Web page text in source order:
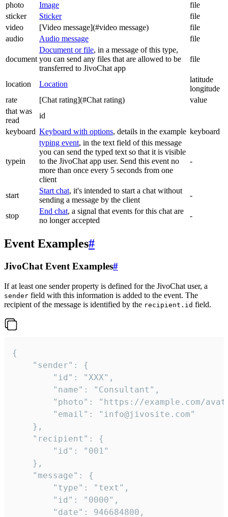
photo
Image
file
sticker
Sticker
file
video
[Video message](#video message)
file
audio
Audio message file
document
Document or file, in a message of this type,
you can send any files that are allowed to be
transferred to JivoChat app
file
location Location
latitude
longitude
rate
[Chat rating](#Chat rating)
value
that was
read
id
keyboard Keyboard with options, details in the example keyboard
typein
typing event, in the text field of this message
you can send the typed text so that it is visible
to the JivoChat app user. Send this event no
more than once every 5 seconds from one
client
-
start
Start chat, it's intended to start a chat without
sending a message by the client
-
stop
End chat, a signal that events for this chat are
no longer accepted
-
Event Examples#
JivoChat Event Examples#
If at least one sender property is defined for the JivoChat user, a
sender field with this information is added to the event. The
recipient of the message is identified by the recipient.id field.
{